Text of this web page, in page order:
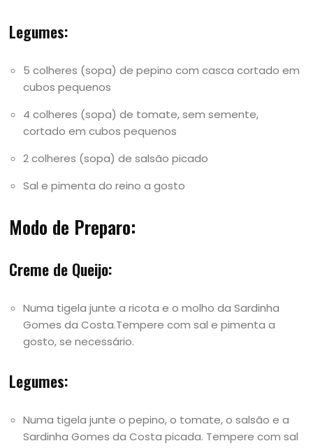
Legumes:
5 colheres (sopa) de pepino com casca cortado em
cubos pequenos
4 colheres (sopa) de tomate, sem semente,
cortado em cubos pequenos
2 colheres (sopa) de salsão picado
Sal e pimenta do reino a gosto
Modo de Preparo:
Creme de Queijo:
Numa tigela junte a ricota e o molho da Sardinha
Gomes da Costa.Tempere com sal e pimenta a
gosto, se necessário.
Legumes:
Numa tigela junte o pepino, o tomate, o salsão e a
Sardinha Gomes da Costa picada. Tempere com sal